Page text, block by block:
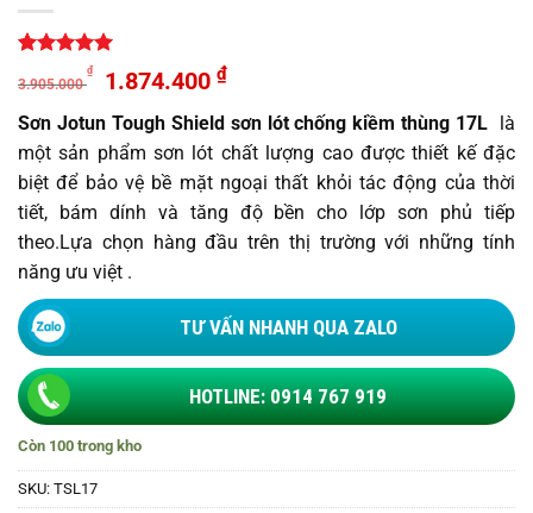
dựa trên
3.905.000
₫
Giá
gốc
là:
3.905.000 ₫.
1.874.400 ₫Giá
hiện
tại
là:
1.874.400 ₫.
Sơn Jotun Tough Shield sơn lót chống kiềm thùng 17L là
một sản phẩm sơn lót chất lượng cao được thiết kế đặc
biệt để bảo vệ bề mặt ngoại thất khỏi tác động của thời
tiết, bám dính và tăng độ bền cho lớp sơn phủ tiếp
theo.Lựa chọn hàng đầu trên thị trường với những tính
năng ưu việt .
TƯ VẤN NHANH QUA ZALO
HOTLINE: 0914 767 919
Còn 100 trong kho
SKU: TSL17